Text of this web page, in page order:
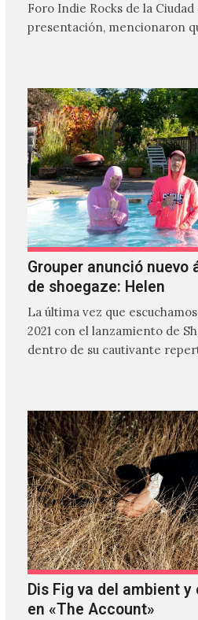
Foro Indie Rocks de la
presentación, mencionaron
Grouper anunció nuevo
de shoegaze: Helen
La última vez que
2021 con el lanzamiento de
dentro de su cautivante
Dis Fig va del ambient
en «The Account»